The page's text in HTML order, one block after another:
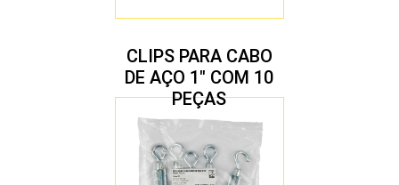
CLIPS PARA CABO
DE AÇO 1″ COM 10
PEÇAS